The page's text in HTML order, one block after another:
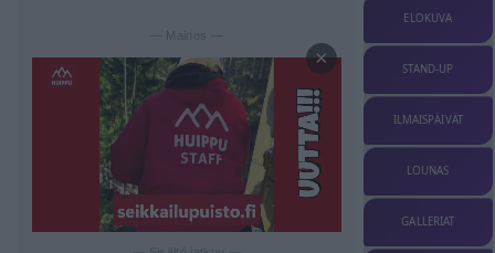
— Mainos —
×
ELOKUVA
STAND-UP
ILMAISPÄIVÄT
LOUNAS
GALLERIAT